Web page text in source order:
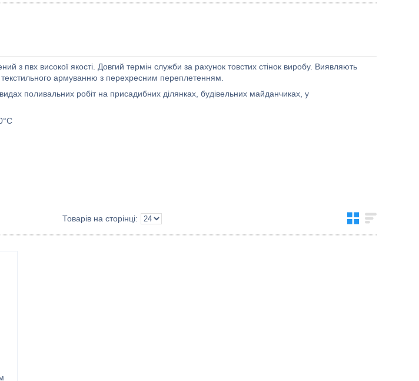
з пвх високої якості. Довгий термін служби за рахунок товстих стінок виробу. Виявляють
текстильного армуванню з перехресним переплетенням.
поливальних робіт на присадибних ділянках, будівельних майданчиках, у